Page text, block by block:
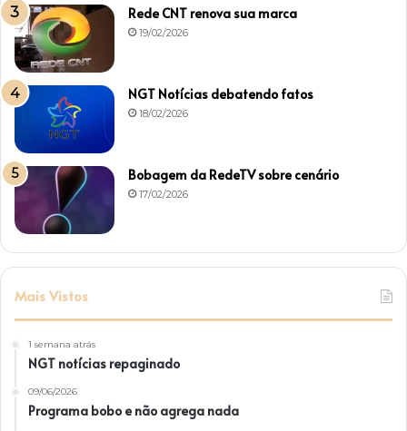
Rede CNT renova sua marca
19/02/2026
NGT Notícias debatendo fatos
18/02/2026
Bobagem da RedeTV sobre cenário
17/02/2026
Mais Vistos
1 semana atrás
NGT notícias repaginado
09/06/2026
Programa bobo e não agrega nada